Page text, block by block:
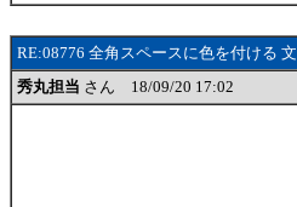
RE:08776 全角スペースに色を付ける 文
秀丸担当 さん 18/09/20 17:02